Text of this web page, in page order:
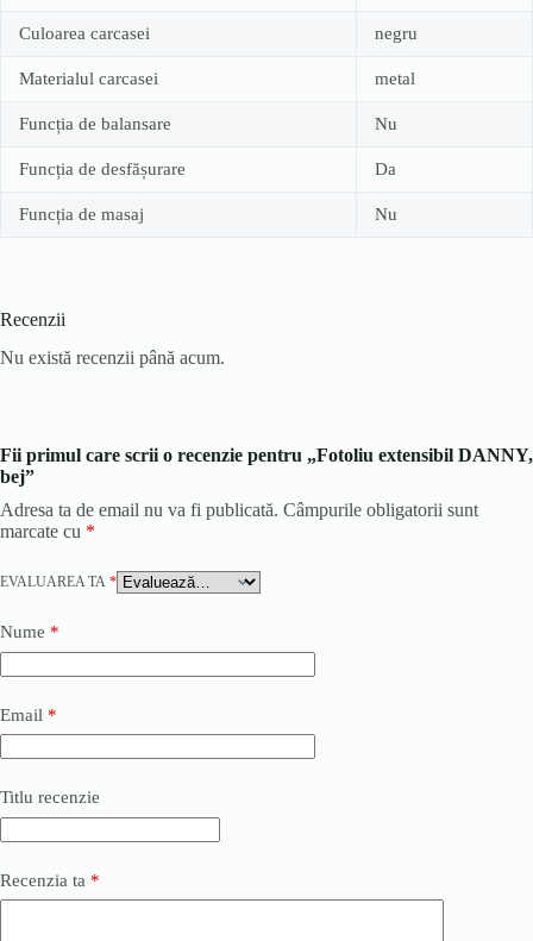
Culoarea carcasei negru
Materialul carcasei metal
Funcția de balansare Nu
Funcția de desfășurare Da
Funcția de masaj Nu
Recenzii
Nu există recenzii până acum.
Fii primul care scrii o recenzie pentru „Fotoliu extensibil DANNY,
bej”
Adresa ta de email nu va fi publicată. Câmpurile obligatorii sunt
marcate cu *
EVALUAREA TA *
Nume *
Email *
Titlu recenzie
Recenzia ta *